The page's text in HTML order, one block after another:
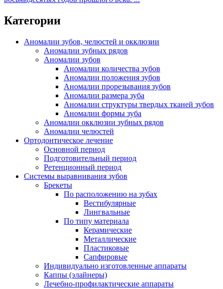
Категории
Аномалии зубов, челюстей и окклюзии
Аномалии зубных рядов
Аномалии зубов
Аномалии количества зубов
Аномалии положения зубов
Аномалии прорезывания зубов
Аномалии размера зуба
Аномалии структуры твердых тканей зубов
Аномалии формы зуба
Аномалии окклюзии зубных рядов
Аномалии челюстей
Ортодонтическое лечение
Основной период
Подготовительный период
Ретенционный период
Системы выравнивания зубов
Брекеты
По расположению на зубах
Вестибулярные
Лингвальные
По типу материала
Керамические
Металлические
Пластиковые
Сапфировые
Индивидуально изготовленные аппараты
Каппы (элайнеры)
Лечебно-профилактические аппараты